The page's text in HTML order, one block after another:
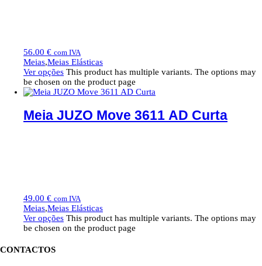
56.00 € com IVA
Meias,Meias Elásticas
Ver opções This product has multiple variants. The options may
be chosen on the product page
Meia JUZO Move 3611 AD Curta
49.00 € com IVA
Meias,Meias Elásticas
Ver opções This product has multiple variants. The options may
be chosen on the product page
CONTACTOS